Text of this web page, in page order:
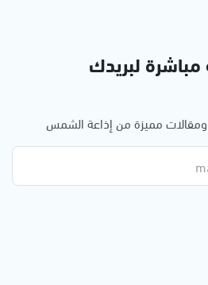
مباشرة لبريدك
ومقالات مميزة من إذاعة الشمس